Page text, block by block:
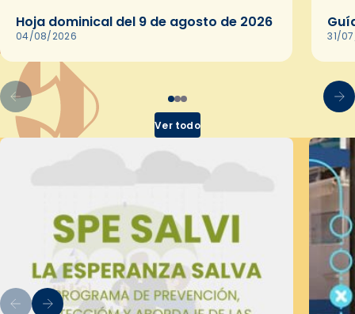
Hoja dominical del 9 de agosto de 2026
04/08/2026 31/
Ver todo